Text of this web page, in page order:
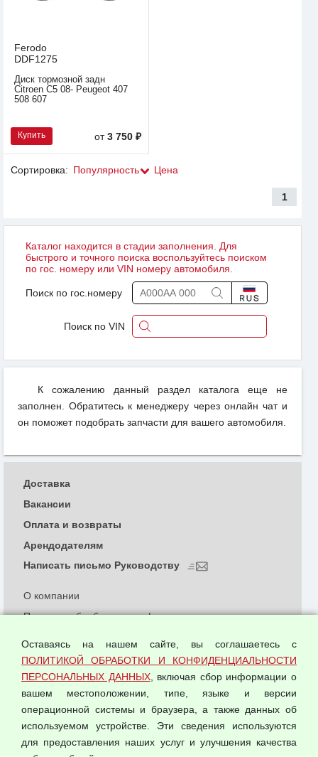
Ferodo
DDF1275
Диск тормозной задн
Citroen C5 08- Peugeot 407
508 607
Купить от3 750 ₽
Сортировка: Популярность Цена
1
Каталог находится в стадии заполнения. Для
быстрого и точного поиска воспользуйтесь поиском
по гос. номеру или VIN номеру автомобиля.
Поиск по гос.номеру
Поиск по VIN
К сожалению данный раздел каталога еще не
заполнен. Обратитесь к менеджеру через онлайн чат и
он поможет подобрать запчасти для вашего автомобиля.
© 2026 ООО "Феникс"
О компании
Политика обработки и конфиденциальности
Согласием на обработку персональных данных
Оферта оптовой купли-продажи
Публичная оферта
Доставка
Вакансии
Оплата и возвраты
Арендодателям
Написать письмо Руководству
Оставаясь на нашем сайте, вы соглашаетесь с
ПОЛИТИКОЙ ОБРАБОТКИ И КОНФИДЕНЦИАЛЬНОСТИ
ПЕРСОНАЛЬНЫХ ДАННЫХ, включая сбор информации о
вашем местоположении, типе, языке и версии
операционной системы и браузера, а также данных об
используемом устройстве. Эти сведения используются
для предоставления наших услуг и улучшения качества